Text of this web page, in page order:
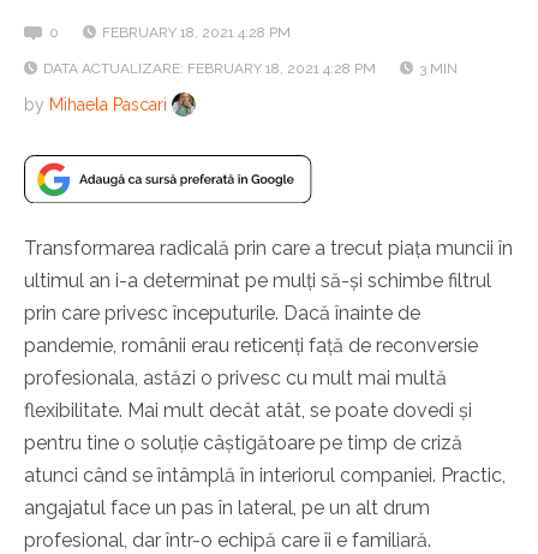
0 FEBRUARY 18, 2021 4:28 PM
DATA ACTUALIZARE: FEBRUARY 18, 2021 4:28 PM 3 MIN
by Mihaela Pascari
Transformarea radicală prin care a trecut piața muncii în
ultimul an i-a determinat pe mulți să-și schimbe filtrul
prin care privesc începuturile. Dacă înainte de
pandemie, românii erau reticenți față de reconversie
profesionala, astăzi o privesc cu mult mai multă
flexibilitate. Mai mult decât atât, se poate dovedi și
pentru tine o soluție câștigătoare pe timp de criză
atunci când se întâmplă în interiorul companiei. Practic,
angajatul face un pas în lateral, pe un alt drum
profesional, dar într-o echipă care îi e familiară.